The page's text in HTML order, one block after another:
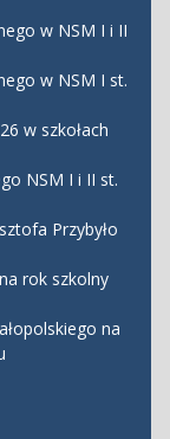
w NSM I i II
w NSM I st.
w szkołach
NSM I i II st.
Przybyło
rok szkolny
na